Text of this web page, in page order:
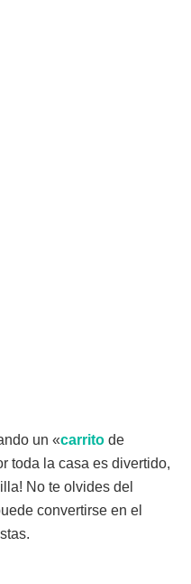
un «carrito de
toda la casa es divertido,
No te olvides del
convertirse en el